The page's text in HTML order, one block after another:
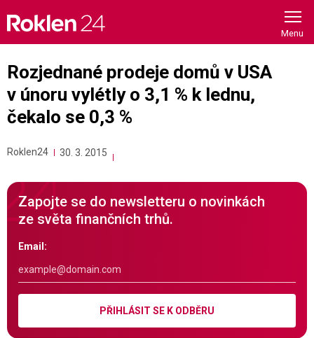
content
Rozjednané prodeje domů v USA
v únoru vylétly o 3,1 % k lednu,
čekalo se 0,3 %
Roklen24 30. 3. 2015
Zapojte se do newsletteru o novinkách
ze světa finančních trhů.
Email:
PŘIHLÁSIT SE K ODBĚRU